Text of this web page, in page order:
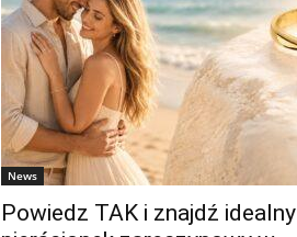
News
Powiedz TAK i znajdź idealny